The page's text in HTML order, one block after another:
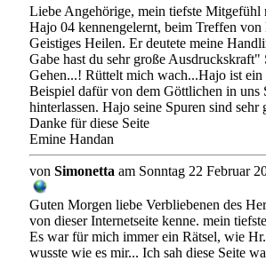
Liebe Angehörige, mein tiefste Mitgefühl
Hajo 04 kennengelernt, beim Treffen von
Geistiges Heilen. Er deutete meine
Gabe hast du sehr große Ausdruckskraft"
Gehen...! Rüttelt mich wach...Hajo ist ein
Beispiel dafür von dem Göttlichen in uns
hinterlassen. Hajo seine Spuren sind sehr
Danke für diese Seite
Emine Handan
von Simonetta am Sonntag 22 Februar
Guten Morgen liebe Verbliebenen des
von dieser Internetseite kenne. mein
Es war für mich immer ein Rätsel, wie
wusste wie es mir... Ich sah diese Seite